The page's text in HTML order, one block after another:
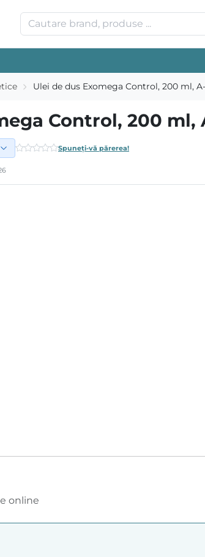
Ulei de dus Exomega Control, 200 ml,
Control, 200 ml,
Spuneți-vă părerea!
online